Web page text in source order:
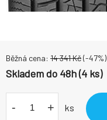
Běžná cena: 14 341Kč(-47%)
Skladem do 48h (4 ks)
- + ks